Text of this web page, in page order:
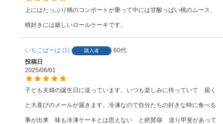
上にはたっぷり桃のコンポートが乗って中には甘酸っぱい桃のムース、
桃好きには嬉しいロールケーキです。
いちごばーば 1 購入者
60代
投稿日
2025/06/01
子ども夫婦の誕生日に送っています。いつも楽しみに待っていて　届く
と大喜びのメールが届きます。冷凍なので自分たちの好きな時に食べる
事が出来　味も冷凍ケーキとは思えない　と絶賛😄　送り甲斐があって